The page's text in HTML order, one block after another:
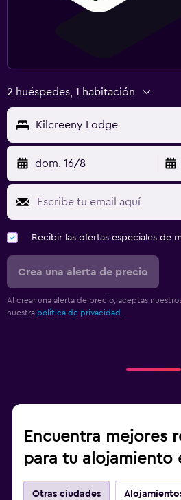
2 huéspedes, 1 habitación
Kilcreeny Lodge
dom. 16/8
Recibir las ofertas especiales de
Crea una alerta de precio
Al crear una alerta de precio, aceptas
nuestra política de privacidad.
Encuentra mejores
para tu alojamiento
Otras ciudades